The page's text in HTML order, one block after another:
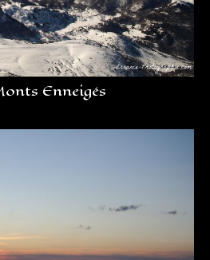
Enneigés